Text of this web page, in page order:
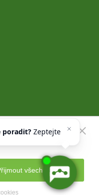
všechny cookies
.